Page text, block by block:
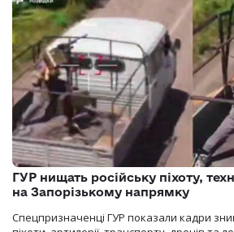
ГУР нищать російську піхоту,
на Запорізькому напрямку
Спецпризначенці ГУР показали кадри